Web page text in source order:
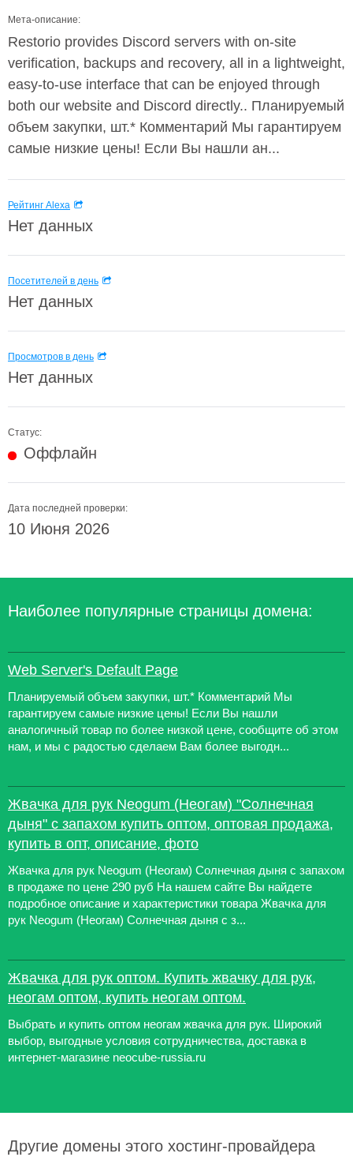
Мета-описание:
Restorio provides Discord servers with on-site
verification, backups and recovery, all in a lightweight,
easy-to-use interface that can be enjoyed through
both our website and Discord directly.. Планируемый
объем закупки, шт.* Комментарий Мы гарантируем
самые низкие цены! Если Вы нашли ан...
Рейтинг Alexa
Нет данных
Посетителей в день
Нет данных
Просмотров в день
Нет данных
Статус:
Оффлайн
Дата последней проверки:
10 Июня 2026
Наиболее популярные страницы домена:
Web Server's Default Page
Планируемый объем закупки, шт.* Комментарий Мы
гарантируем самые низкие цены! Если Вы нашли
аналогичный товар по более низкой цене, сообщите об этом
нам, и мы с радостью сделаем Вам более выгодн...
Жвачка для рук Neogum (Неогам) "Солнечная
дыня" с запахом купить оптом, оптовая продажа,
купить в опт, описание, фото
Жвачка для рук Neogum (Неогам) Солнечная дыня с запахом
в продаже по цене 290 руб На нашем сайте Вы найдете
подробное описание и характеристики товара Жвачка для
рук Neogum (Неогам) Солнечная дыня с з...
Жвачка для рук оптом. Купить жвачку для рук,
неогам оптом, купить неогам оптом.
Выбрать и купить оптом неогам жвачка для рук. Широкий
выбор, выгодные условия сотрудничества, доставка в
интернет-магазине neocube-russia.ru
Другие домены этого хостинг-провайдера